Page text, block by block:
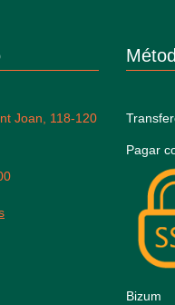
Joan, 118-120
Pagar
Bizum